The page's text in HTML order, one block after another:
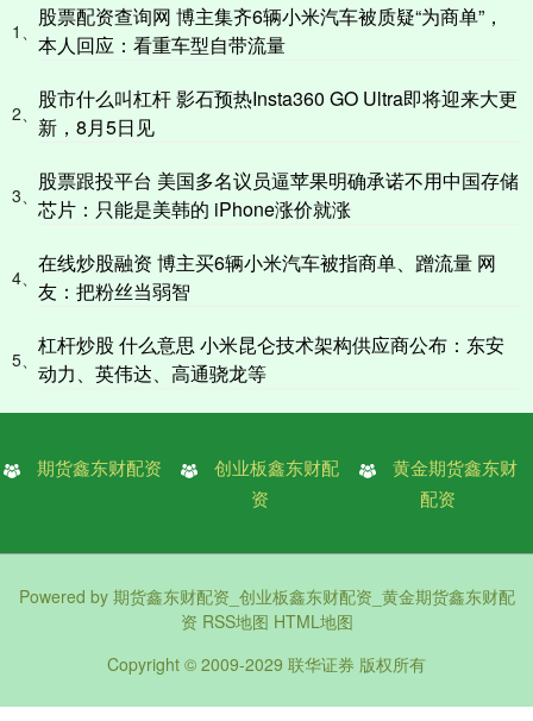
1、
股票配资查询网 博主集齐6辆小米汽车被质疑“为商单”，
本人回应：看重车型自带流量
2、
股市什么叫杠杆 影石预热Insta360 GO Ultra即将迎来大更
新，8月5日见
3、
股票跟投平台 美国多名议员逼苹果明确承诺不用中国存储
芯片：只能是美韩的 iPhone涨价就涨
4、
在线炒股融资 博主买6辆小米汽车被指商单、蹭流量 网
友：把粉丝当弱智
5、
杠杆炒股 什么意思 小米昆仑技术架构供应商公布：东安
动力、英伟达、高通骁龙等
期货鑫东财配资
创业板鑫东财配
资
黄金期货鑫东财
配资
Powered by 期货鑫东财配资_创业板鑫东财配资_黄金期货鑫东财配
资 RSS地图 HTML地图
Copyright © 2009-2029 联华证券 版权所有